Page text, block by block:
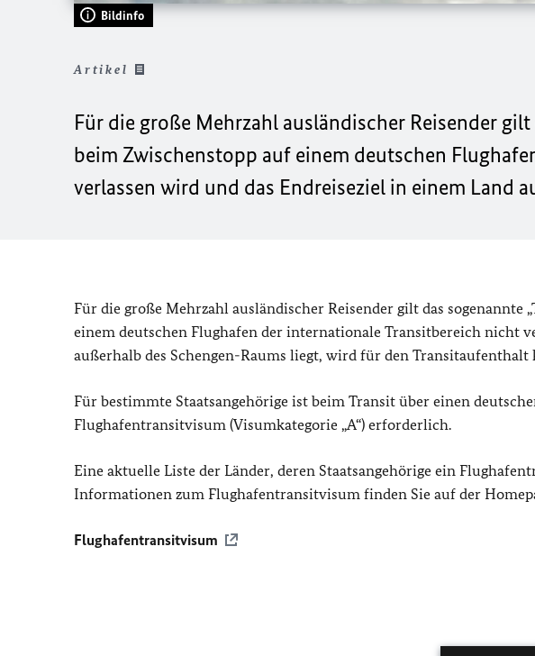
Bildinfo
Artikel
Für die große Mehrzahl ausländischer Reisender
beim Zwischenstopp auf einem deutschen
verlassen wird und das Endreiseziel in einem Land
Für die große Mehrzahl ausländischer Reisender gilt das sogenannte
einem deutschen Flughafen der internationale Transitbereich nicht
außerhalb des Schengen-Raums liegt, wird für den Transitaufenthalt
Für bestimmte Staatsangehörige ist beim Transit über einen
Flughafentransitvisum (Visumkategorie „A“) erforderlich.
Eine aktuelle Liste der Länder, deren Staatsangehörige ein
Informationen zum Flughafentransitvisum finden Sie auf der
Flughafentransitvisum